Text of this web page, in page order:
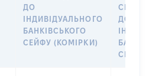
ДО
ІНДИВІДУАЛЬНОГО
БАНКІВСЬКОГО
СЕЙФУ (КОМІРКИ)
СІМ’Ї
СЕЙФУ